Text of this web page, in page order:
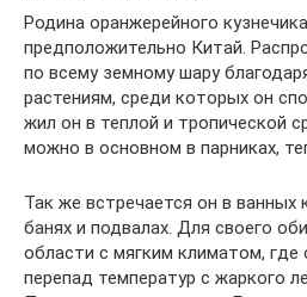
Родина оранжерейного
предположительно Китай.
по всему земному шару
растениям, среди которых он
жил он в теплой и тропической
можно в основном в парниках,
Так же встречается он в ванных
банях и подвалах. Для своего
области с мягким климатом, где
перепад температур с жаркого